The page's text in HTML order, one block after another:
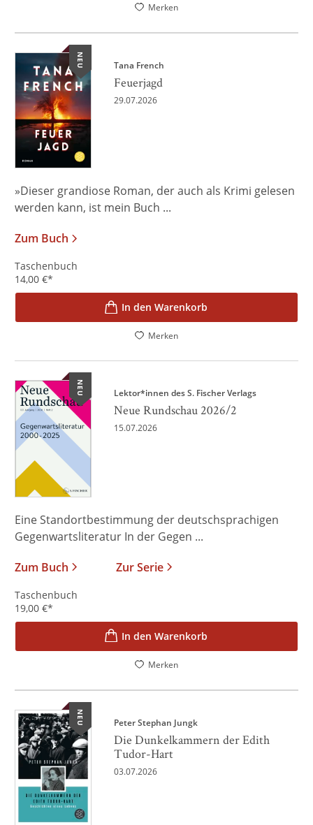
Merken
NEU Tana French
Feuerjagd
29.07.2026
»Dieser grandiose Roman, der auch als Krimi gelesen
werden kann, ist mein Buch ...
Zum Buch
Taschenbuch
14,00 €*
In den Warenkorb
Merken
NEU Lektor*innen des S. Fischer Verlags
Neue Rundschau 2026/2
15.07.2026
Eine Standortbestimmung der deutschsprachigen
Gegenwartsliteratur In der Gegen ...
Zum Buch
Zur Serie
Taschenbuch
19,00 €*
In den Warenkorb
Merken
NEU Peter Stephan Jungk
Die Dunkelkammern der Edith
Tudor-Hart
03.07.2026